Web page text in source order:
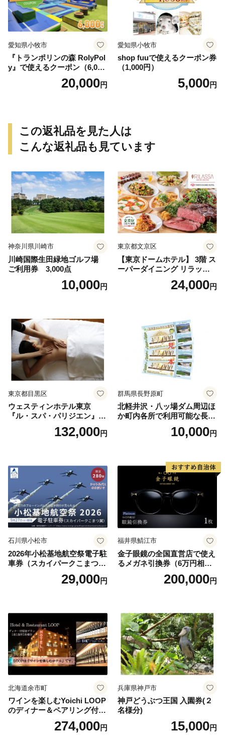
愛知県小牧市
『トランポリンの森 RolyPol
y』で使えるクーポン（6,000
20,000円
愛知県小牧市
shop fuuで使えるクーポン券
（1,000円）
5,000円
この返礼品を見た人は
こんな返礼品も見ています
神奈川県川崎市
川崎国際生田緑地ゴルフ場
ご利用券 3,000点
10,000円
東京都文京区
【東京ドームホテル】 3階 ス
ーパーダイニング リラッサ
ランチブッフェ お食事券 大
人1名様分 関東 東京 ご利用
24,000円
東京都目黒区
ウェスティンホテル東京
『ル・スパ・パリジエン』選
べるボディセラピー90分/1名
132,000円
群馬県長野原町
北軽井沢・八ッ場ダム周辺ほ
か町内各所で利用可能な長野
原町ふるさと感謝券（3,000
円分）【トラベル 観光 旅行
10,000円
石川県小松市
2026年小松基地航空祭電子駐
車券（スカイパークこまつ
翼） 駐車場 シャトルバスの
りばすぐ 石川県 小松市
29,000円
福井県鯖江市
金子眼鏡の全国直営店で使え
るメガネ引換券（6万円相
当） Platinum200,000円
北海道余市町
ワインを楽しむYoichi LOOP
のディナー＆ペアリング付宿
泊プラン＜デラックスツイン
274,000円
兵庫県神戸市
神戸どうぶつ王国 入園券(２
名様分)
15,000円